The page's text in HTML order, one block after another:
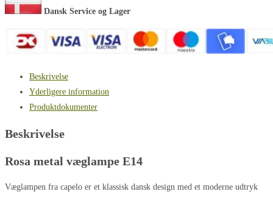
base
Dansk Service og Lager
Beskrivelse
Yderligere information
Produktdokumenter
Beskrivelse
Rosa metal væglampe E14
Væglampen fra capelo er et klassisk dansk design med et moderne udtryk